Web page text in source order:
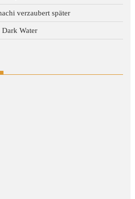
verzaubert später
Water